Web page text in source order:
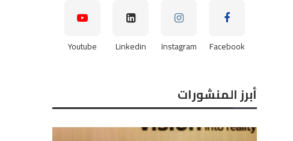
2026-06-21
2026-06-21
Facebook
Instagram
Linkedin
Youtube
أبرز المنشورات